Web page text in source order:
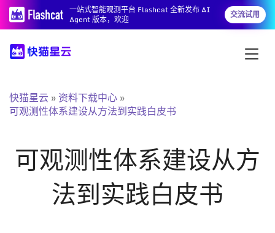
一站式智能观测平台 Flashcat 全新发布 AI
Agent 版本，欢迎
交流试用
快猫星云
资料下载中心
可观测性体系建设从方法到实践白皮书
可观测性体系建设从方
法到实践白皮书